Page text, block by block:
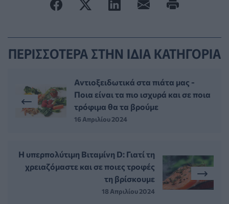
ΠΕΡΙΣΣΟΤΕΡΑ ΣΤΗΝ ΙΔΙΑ ΚΑΤΗΓΟΡΙΑ
Αντιοξειδωτικά στα πιάτα μας -
Ποια είναι τα πιο ισχυρά και σε ποια
τρόφιμα θα τα βρούμε
16 Απριλίου 2024
Η υπερπολύτιμη Βιταμίνη D: Γιατί τη
χρειαζόμαστε και σε ποιες τροφές
τη βρίσκουμε
18 Απριλίου 2024